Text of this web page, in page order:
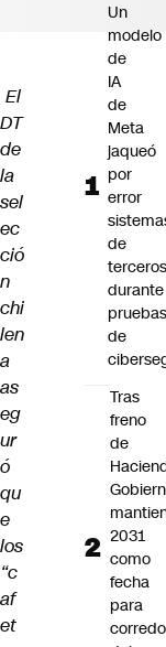
El
DT
de
la
sel
ec
ció
n
chi
len
a
as
eg
ur
ó
qu
e
los
“c
af
et
Un
modelo
de
IA
de
Meta
jaqueó
por
error
de
terceros
durante
pruebas
de
Tras
freno
de
2031
como
fecha
para